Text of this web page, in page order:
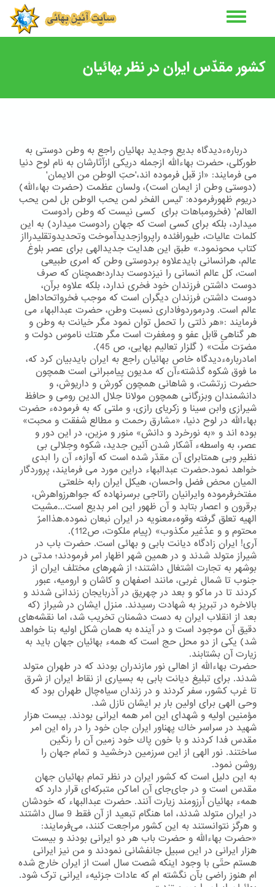
کشور مقدّس ایران در نظر بهائیان
دربارهءدیدگاه بدیع وجدید بهائیان راجع به وطن دوستی به
طوركلی، حضرت بهاءالله ازجمله دریكی ازآثارشان به نام لوح دنیا
می فرمایند: «از قبل فرموده اند،'حبّ الوطن من الایمان'
(دوستی وطن از ایمان است)، ولسان عظمت (حضرت بهاءالله)
دریوم ظهورفرموده: 'لیس الفخر لمن یحب الوطن بل لمن یحب
العالم' (فخرومباهات برای کسی نیست که وطن رادوست
میدارد، بلکه برای کسی است که جهان رادوست میدارد) به این
كلمات عالیات، طیورافئده راپروازجدیدآموخت وتحدیدوتقلیدرااز
كتاب محونمود.» طبق این هدایت جدیدالهی برای عصر بلوغ
عالم، هرانسانی بایدعلاوه بردوستی وطن كه امری طبیعی
است، كل عالم انسانی را نیزدوست بدارد؛همچنان كه صرف
دوست داشتن فرزندان خود فخری ندارد، بلكه علاوه برآن،
دوست داشتن فرزندان دیگران است كه موجب فخرواتحاداهل
عالم است. ودرموردوفاداری نسبت وطن، حضرت عبدالبهاء می
فرمایند :«هر ذلتی را تحمل توان نمود مگر خیانت به وطن و
هر گناهی قابل عفو و ومغفرت است مگر هتك ناموس دولت و
مضرّت ملّت» ( گلزار تعالیم بهایی، ص 45).
امادربارهءدیدگاه خاص بهائیان راجع به ایران بایدبیان كرد كه،
ما فوق شكوه گذشتهءآن كه مدیون پیامبرانی است همچون
حضرت زرتشت، و شاهانی همچون كورش و داریوش، و
دانشمندان وبزرگانی همچون مولانا جلال الدین رومی و حافظ
شیرازی وابن سینا و زكریای رازی، و ملتی كه به فرمودهء حضرت
بهاءالله در لوح دنیا، «مشارق رحمت و مطالع شفقت و محبت»
بوده اند و «به نورخرد و دانش» منور و مزین، در این دور و
عصر، به واسطهء آشكار شدن آئین جدید، شكوه وجلالی بی
نظیر وبی همتابرای آن مقدّر شده است كه آوازهء آن را ابدی
خواهد نمود.حضرت عبدالبهاء دراین مورد می فرمایند، پروردگار
المیان محض فضل واحسان، هیكل ایران رابه خلعتی
مفتخرفرموده وایرانیان راتاجی برسرنهاده كه جواهرزواهرش،
برقرون و اعصار بتابد و آن ظهور این امر بدیع است...مشیت
الهیه تعلق گرفته وقوهءمعنویه در ایران نبعان نموده.هذاامرٌ
محتوم و و عدٌغیر مكذوب» (پیام ملكوت، ص112).
آری! ایران زادگاه دیانت بابی و بهائی است. حضرت باب در
شیراز متولد شدند و در همین شهر اظهار امر فرمودند؛ مدتی در
بوشهر به تجارت اشتغال داشتند؛ از شهرهای مختلف ایران از
جنوب تا شمال غربی، مانند اصفهان و كاشان و ارومیه، عبور
كردند تا در ماكو و بعد در چهریق در آذربایجان زندانی شدند و
بالاخره در تبریز به شهادت رسیدند. منزل ایشان در شیراز (كه
بعد از انقلاب ایران به دست دشمنان تخریب شد، اما نقشه‌های
دقیق آن موجود است و در آینده به همان شكل اولیه بنا خواهد
شد) یكی از دو محل حج است كه همهء بهائیان جهان باید به
زیارت آن بشتابند.
حضرت بهاءالله از اهالی نور مازندران بودند كه در طهران متولد
شدند. برای تبلیغ دیانت بابی به بسیاری از نقاط ایران از شرق
تا غرب كشور، سفر كردند و در زندان سیاه‌چال طهران بود كه
وحی الهی برای اولین بار بر ایشان نازل شد.
مؤمنین اولیه و شهدای این امر همه ایرانی بودند. بیست هزار
شهید در سراسر خاك پهناور ایران جان خود را در راه این امر
مقدس فدا كردند و با خون پاك خود زمین آن را رنگین
ساختند. نور الهی از این سرزمین درخشید و تمام جهان را
روشن نمود.
به این دلیل است كه كشور ایران در نظر تمام بهائیان جهان
مقدس است و در جای‌جای آن اماكن متبركه‌ای قرار دارد كه
همهء بهائیان آرزومند زیارت آنند. حضرت عبدالبهاء كه خودشان
در ایران متولد شدند، اما هنگام تبعید از آن فقط 9 سال داشتند
و هرگز نتوانستند به این كشور مراجعت كنند، می‌فرمایند:
«حضرت بهاءالله و حضرت باب هر دو ایرانی بودند و بیست
هزار ایرانی در این سبیل جانفشانی نمودند و من نیز ایرانی
هستم حتّی با وجود اینکه شصت سال است از ایران خارج شده
ام هنوز راضی بآن نگشته ام که عادات جزئیهء ایرانی ترک شود.